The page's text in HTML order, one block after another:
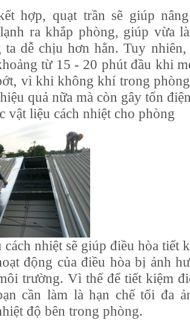
hợp, quạt trần sẽ giúp
ra khắp phòng, giúp vừa
ta dễ chịu hơn hẳn. Tuy
từ 15 - 20 phút đầu khi
vì khi không khí trong
quả nữa mà còn gây tốn
vật liệu cách nhiệt cho phòng
cách nhiệt sẽ giúp điều hòa tiết
động của điều hòa bị ảnh
trường. Vì thế để tiết kiệm
cần làm là hạn chế tối đa
độ bên trong phòng.